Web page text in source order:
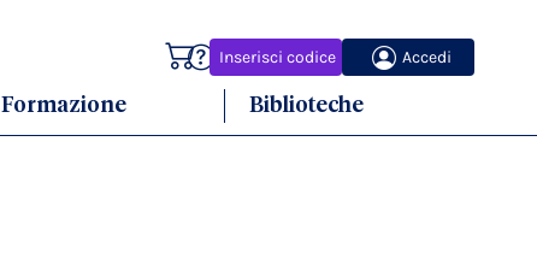
Inserisci codice Accedi
Carrello
Formazione Biblioteche